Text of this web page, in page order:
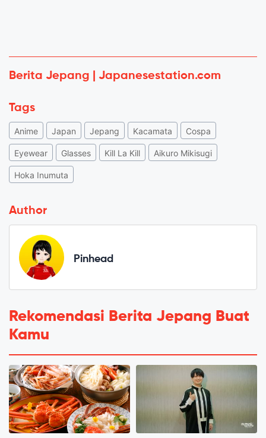
Berita Jepang | Japanesestation.com
Tags
Anime Japan Jepang Kacamata Cospa
Eyewear Glasses Kill La Kill Aikuro Mikisugi
Hoka Inumuta
Author
Pinhead
Rekomendasi Berita Jepang Buat
Kamu